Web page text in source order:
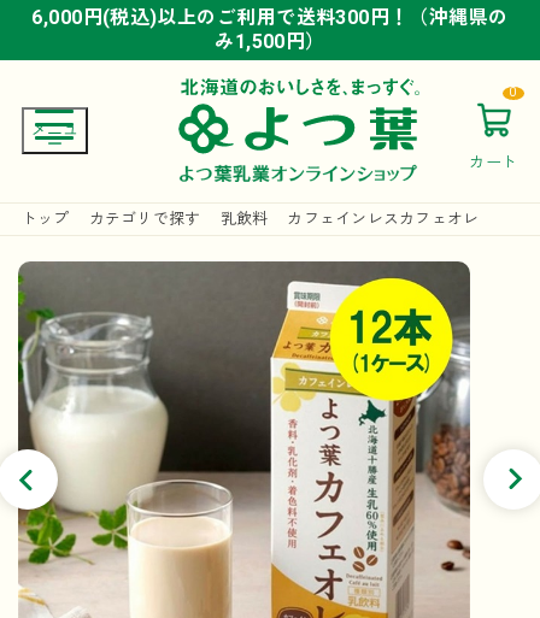
6,000円(税込)以上のご利用で送料300円！（沖縄県の
み1,500円）
6,000円(税込)以上のご利用で送料300円！（沖縄県の
み1,500円）
6,000円(税込)以上のご利用で送料300円！（沖縄県の
み1,500円）
カート
0
トップ カテゴリで探す 乳飲料 カフェインレスカフェオレ